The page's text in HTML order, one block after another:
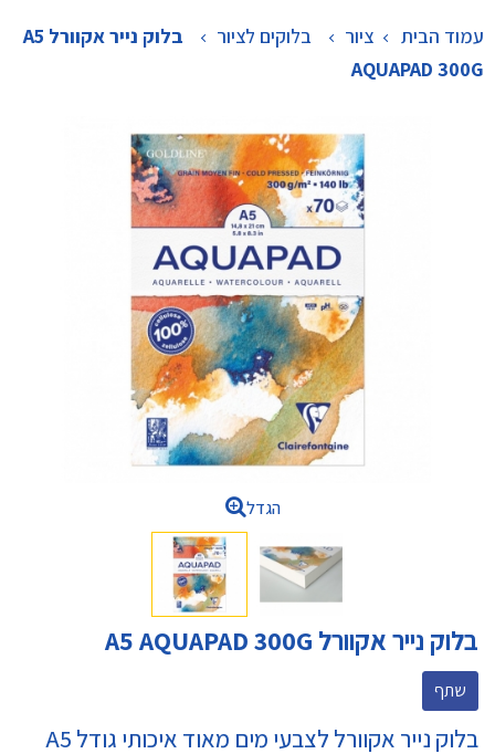
עמוד הבית ציור > בלוקים לציור >
בלוק נייר אקוורל A5
AQUAPAD 300G
הגדל
בלוק נייר אקוורל A5 AQUAPAD 300G
שתף